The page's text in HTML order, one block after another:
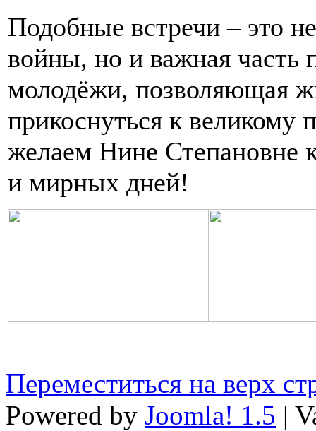
Подобные встречи – это
войны, но и важная часть
молодёжи, позволяющая
прикоснуться к
желаем Нине Степановне
и мирных дней!
Переместиться на верх
Powered by Joomla! 1.5 |